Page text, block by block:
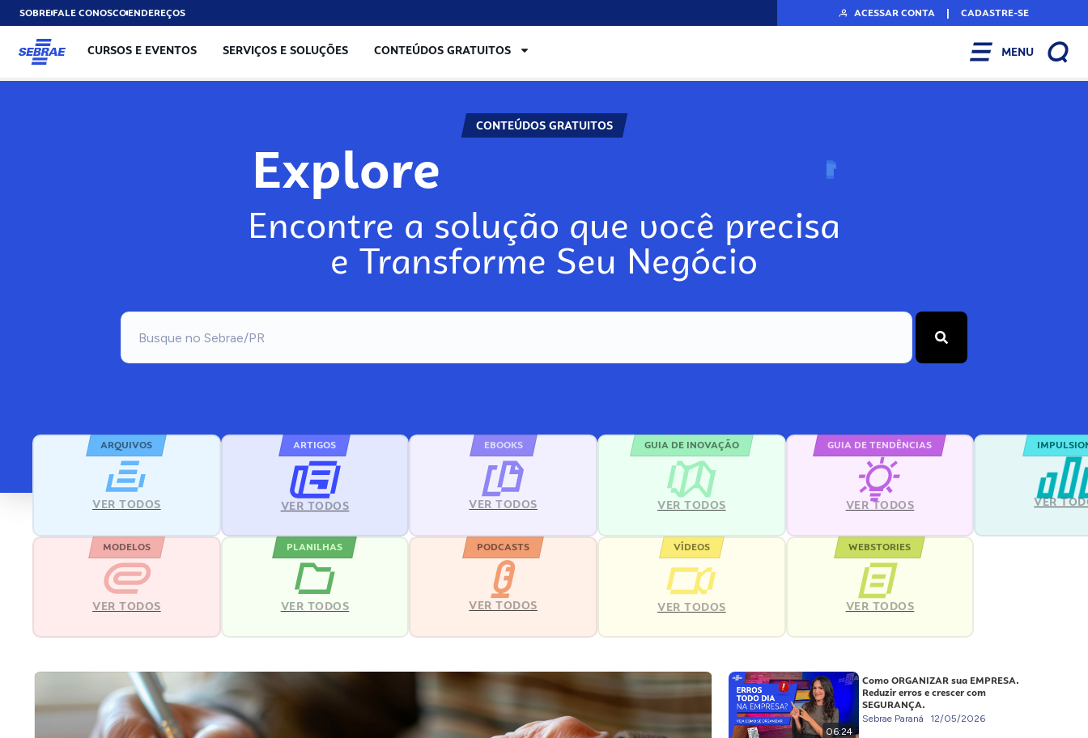
SOBREFALE CONOSCOENDEREÇOS ACESSAR CONTA | CADASTRE-SE
CURSOS E EVENTOS SERVIÇOS E SOLUÇÕES CONTEÚDOS GRATUITOS MENU
CONTEÚDOS GRATUITOS
Explore N
Encontre a solução que você precisa
e Transforme Seu Negócio
ARQUIVOS
VER TODOS
ARTIGOS
VER TODOS
EBOOKS
VER TODOS
GUIA DE INOVAÇÃO
VER TODOS
GUIA DE TENDÊNCIAS
VER TODOS VER
MODELOS
VER TODOS
PLANILHAS
VER TODOS
PODCASTS
VER TODOS
VÍDEOS
VER TODOS
WEBSTORIES
VER TODOS
06:24
Como ORGANIZAR sua EMPRESA.
Reduzir erros e crescer com
SEGURANÇA.
Sebrae Paraná 12/05/2026